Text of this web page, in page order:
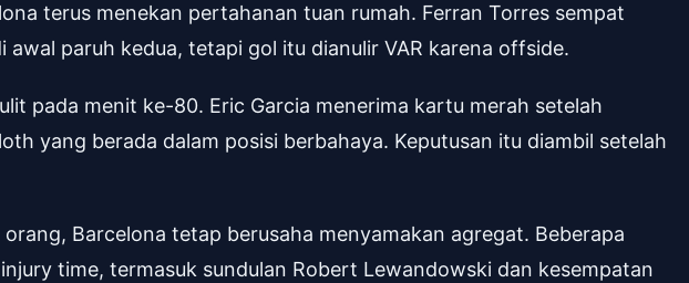
terus menekan pertahanan tuan rumah. Ferran Torres sempat
awal paruh kedua, tetapi gol itu dianulir VAR karena offside.
pada menit ke-80. Eric Garcia menerima kartu merah setelah
yang berada dalam posisi berbahaya. Keputusan itu diambil setelah
Barcelona tetap berusaha menyamakan agregat. Beberapa
time, termasuk sundulan Robert Lewandowski dan kesempatan